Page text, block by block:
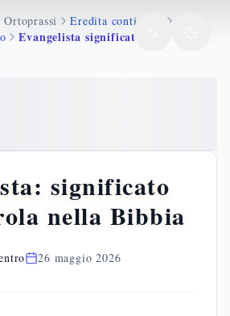
Ortoprassi
Eredita continuita
Evangelista significato
significato
nella Bibbia
26 maggio 2026